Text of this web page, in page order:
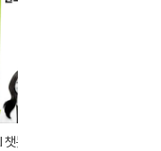
챗봇과 한국어 학습